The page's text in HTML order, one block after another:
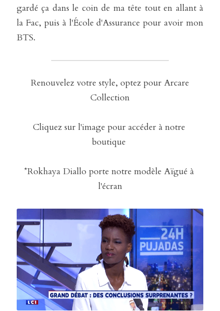
gardé ça dans le coin de ma tête tout en allant à
la Fac, puis à l'École d'Assurance pour avoir mon
BTS.
Collection
Cliquez sur l'image pour accéder à notre
boutique
*Rokhaya Diallo porte notre modèle Aïgué à
l'écran